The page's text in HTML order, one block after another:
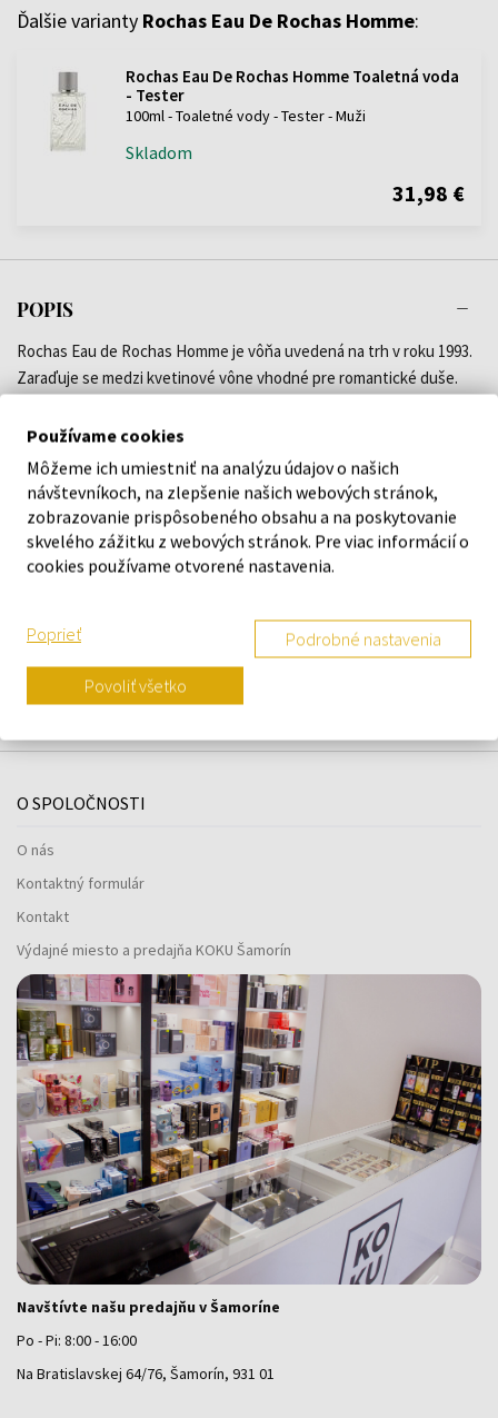
Ďalšie varianty Rochas Eau De Rochas Homme:
Rochas Eau De Rochas Homme Toaletná voda
- Tester
100ml - Toaletné vody - Tester - Muži
Skladom
31,98 €
POPIS
Rochas Eau de Rochas Homme je vôňa uvedená na trh v roku 1993.
Zaraďuje se medzi kvetinové vône vhodné pre romantické duše.
DETAILY
O ZNAČKE
Náš výber na mieru presne pre
vás
O SPOLOČNOSTI
O nás
Kontaktný formulár
Kontakt
Výdajné miesto a predajňa KOKU Šamorín
Navštívte našu predajňu v Šamoríne
Po - Pi: 8:00 - 16:00
Na Bratislavskej 64/76, Šamorín, 931 01
Používame cookies
Môžeme ich umiestniť na analýzu údajov o našich
návštevníkoch, na zlepšenie našich webových stránok,
zobrazovanie prispôsobeného obsahu a na poskytovanie
skvelého zážitku z webových stránok. Pre viac informácií o
cookies používame otvorené nastavenia.
Poprieť Podrobné nastavenia
Povoliť všetko